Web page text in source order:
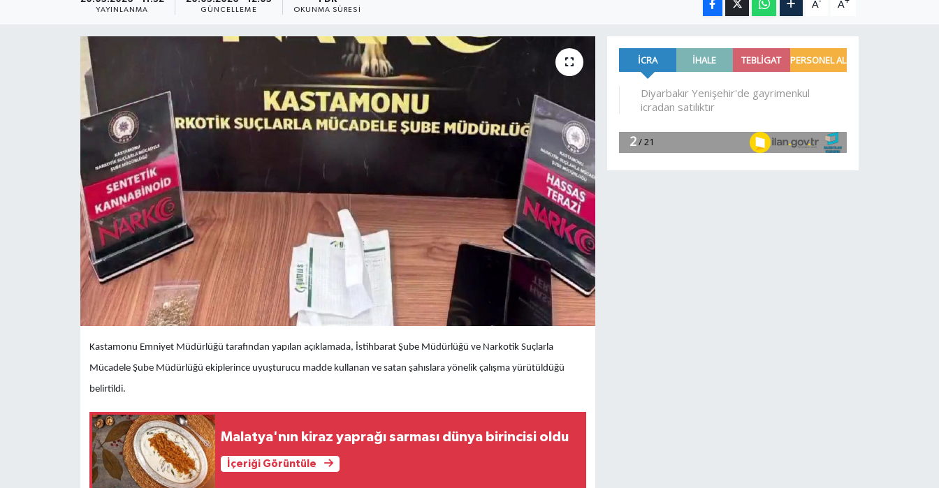
YAYINLANMA GÜNCELLEME OKUNMA SÜRESI
A A
Kastamonu Emniyet Müdürlüğü tarafından yapılan açıklamada, İstihbarat Şube Müdürlüğü ve Narkotik Suçlarla
Mücadele Şube Müdürlüğü ekiplerince uyuşturucu madde kullanan ve satan şahıslara yönelik çalışma yürütüldüğü
belirtildi.
Malatya'nın kiraz yaprağı sarması dünya birincisi oldu
İçeriği Görüntüle
Bi̇li̇m & Teknoloji̇